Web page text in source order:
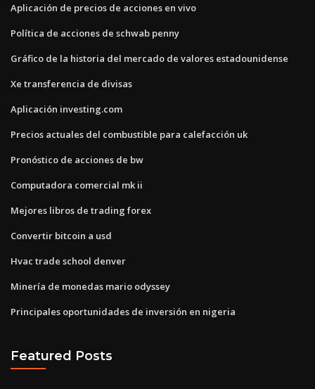
Aplicación de precios de acciones en vivo
Política de acciones de schwab penny
Gráfico de la historia del mercado de valores estadounidense
Xe transferencia de divisas
Aplicación investing.com
Precios actuales del combustible para calefacción uk
Pronóstico de acciones de bw
Computadora comercial mk ii
Mejores libros de trading forex
Convertir bitcoin a usd
Hvac trade school denver
Minería de monedas mario odyssey
Principales oportunidades de inversión en nigeria
Featured Posts